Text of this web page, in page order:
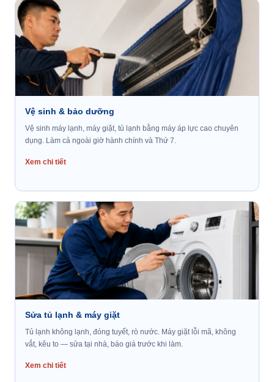
Vệ sinh & bảo dưỡng
Vệ sinh máy lạnh, máy giặt, tủ lạnh bằng máy áp lực cao chuyên
dụng. Làm cả ngoài giờ hành chính và Thứ 7.
Xem chi tiết
Sửa tủ lạnh & máy giặt
Tủ lạnh không lạnh, đóng tuyết, rò nước. Máy giặt lỗi mã, không
vắt, kêu to — sửa tại nhà, báo giá trước khi làm.
Xem chi tiết